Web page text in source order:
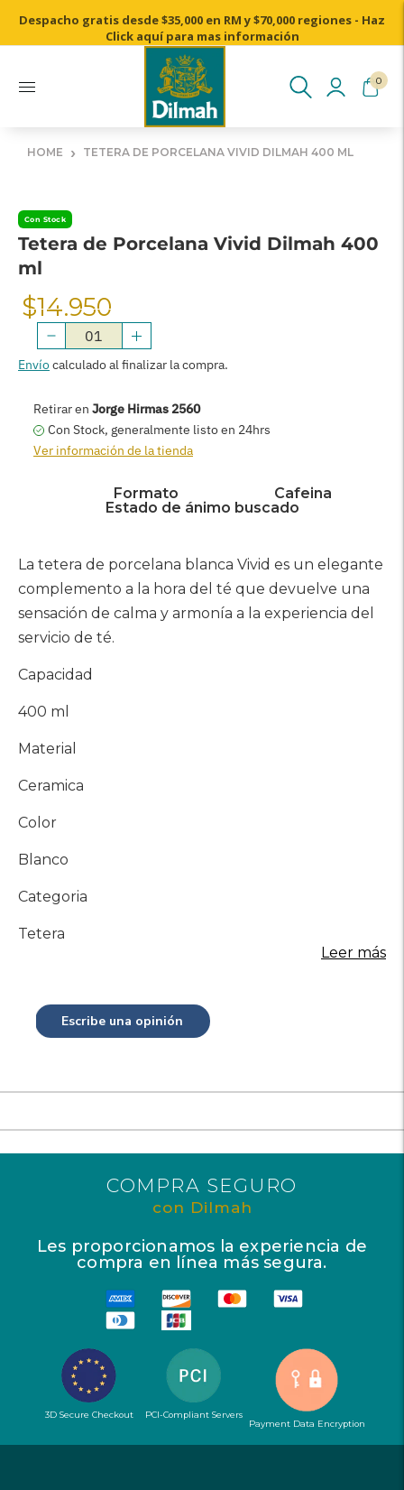
Cosechado a mano desde nuestros jardines de té de Ceylon
Despacho gratis desde $35,000 en RM y $70,000 regiones - Haz
Click aquí para mas información
0
HOME › TETERA DE PORCELANA VIVID DILMAH 400 ML
Con Stock
Tetera de Porcelana Vivid Dilmah 400
ml
Precio
Normal
$14.950
Envíocalculado al finalizar la compra.
AGREGAR AL CARRITO
Retirar en Jorge Hirmas 2560
Con Stock, generalmente listo en 24hrs
Ver información de la tienda
Formato
Cafeina
Estado de ánimo buscado
La tetera de porcelana blanca Vivid es un elegante
complemento a la hora del té que devuelve una
sensación de calma y armonía a la experiencia del
servicio de té.
Capacidad
400 ml
Material
Ceramica
Color
Blanco
Categoria
Tetera
Leer más
Escribe una opinión
COMPRA SEGURO
con Dilmah
Les proporcionamos la experiencia de
compra en línea más segura.
3D Secure Checkout
PCI-Compliant Servers
Payment Data Encryption